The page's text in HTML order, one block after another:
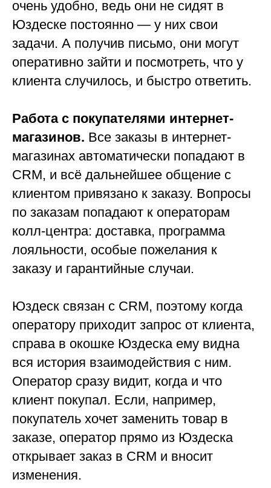
очень удобно, ведь они не сидят в
Юздеске постоянно — у них свои
задачи. А получив письмо, они могут
оперативно зайти и посмотреть, что у
клиента случилось, и быстро ответить.
Работа с покупателями интернет-
магазинов. Все заказы в интернет-
магазинах автоматически попадают в
CRM, и всё дальнейшее общение с
клиентом привязано к заказу. Вопросы
по заказам попадают к операторам
колл-центра: доставка, программа
лояльности, особые пожелания к
заказу и гарантийные случаи.
Юздеск связан с CRM, поэтому когда
оператору приходит запрос от клиента,
справа в окошке Юздеска ему видна
вся история взаимодействия с ним.
Оператор сразу видит, когда и что
клиент покупал. Если, например,
покупатель хочет заменить товар в
заказе, оператор прямо из Юздеска
открывает заказ в CRM и вносит
изменения.